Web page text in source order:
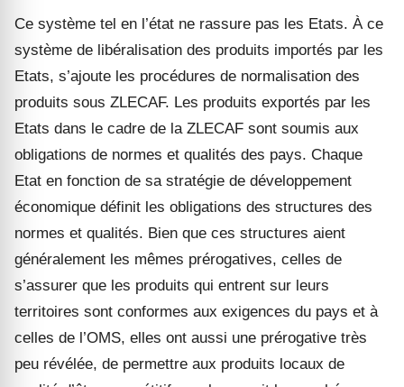
Ce système tel en l’état ne rassure pas les Etats. À ce
système de libéralisation des produits importés par les
Etats, s’ajoute les procédures de normalisation des
produits sous ZLECAF. Les produits exportés par les
Etats dans le cadre de la ZLECAF sont soumis aux
obligations de normes et qualités des pays. Chaque
Etat en fonction de sa stratégie de développement
économique définit les obligations des structures des
normes et qualités. Bien que ces structures aient
généralement les mêmes prérogatives, celles de
s’assurer que les produits qui entrent sur leurs
territoires sont conformes aux exigences du pays et à
celles de l’OMS, elles ont aussi une prérogative très
peu révélée, de permettre aux produits locaux de